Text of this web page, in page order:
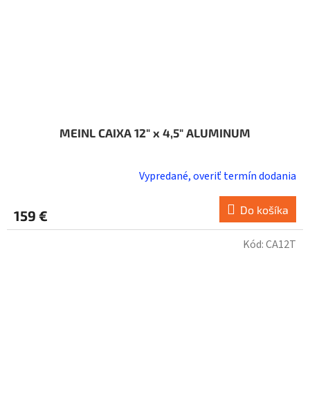
MEINL CAIXA 12" x 4,5" ALUMINUM
Vypredané, overiť termín dodania
159 € Do košíka
Kód:CA12T